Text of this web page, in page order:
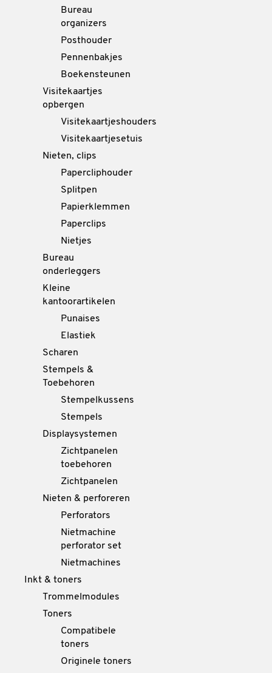
Bureau
organizers
Posthouder
Pennenbakjes
Boekensteunen
Visitekaartjes
opbergen
Visitekaartjeshouders
Visitekaartjesetuis
Nieten, clips
Papercliphouder
Splitpen
Papierklemmen
Paperclips
Nietjes
Bureau
onderleggers
Kleine
kantoorartikelen
Punaises
Elastiek
Scharen
Stempels &
Toebehoren
Stempelkussens
Stempels
Displaysystemen
Zichtpanelen
toebehoren
Zichtpanelen
Nieten & perforeren
Perforators
Nietmachine
perforator set
Nietmachines
Inkt & toners
Trommelmodules
Toners
Compatibele
toners
Originele toners